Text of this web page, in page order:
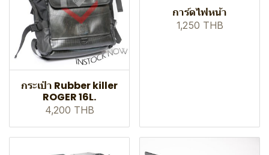
กระเป๋า Rubber killer
ROGER 16L.
4,200 THB
การ์ดไฟหน้า
1,250 THB